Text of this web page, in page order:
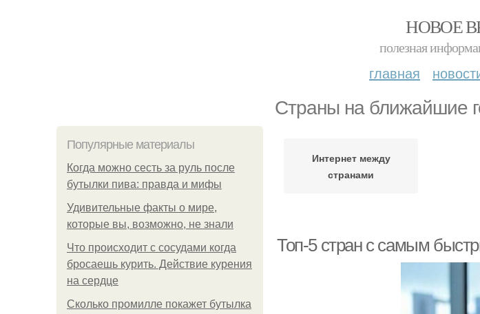
НОВОЕ
полезная
главная
Страны на ближайшие
Популярные материалы
Когда можно сесть за руль после
бутылки пива: правда и мифы
Удивительные факты о мире,
которые вы, возможно, не знали
Что происходит с сосудами когда
бросаешь курить. Действие курения
на сердце
Сколько промилле покажет бутылка
Интернет между
странами
Топ-5 стран с самым